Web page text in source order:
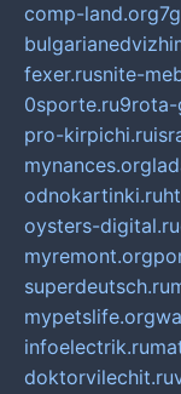
comp-land.org
fexer.rusnite-
0sporte.ru9rota-
pro-kirpichi.ru
mynances.org
odnokartinki.ru
oysters-digital.ru
myremont.org
superdeutsch.ru
mypetslife.org
infoelectrik.ru
doktorvilechit.ru